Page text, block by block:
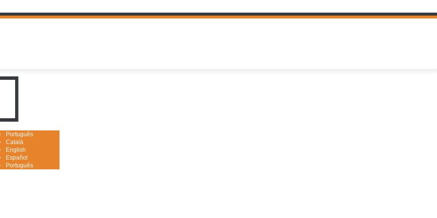
Português
Català
English
Español
Português